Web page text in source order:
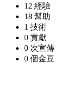
12 經驗
18 幫助
1 技術
0 貢獻
0 次宣傳
0 個金豆